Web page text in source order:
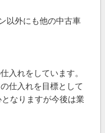
以外にも他の中古車
入れをしています。
仕入れを目標として
なりますが今後は業